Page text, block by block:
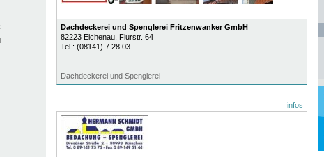
Dachdeckerei und Spenglerei Fritzenwanker GmbH
82223 Eichenau, Flurstr. 64
Tel.: (08141) 7 28 03
Dachdeckerei und Spenglerei
infos